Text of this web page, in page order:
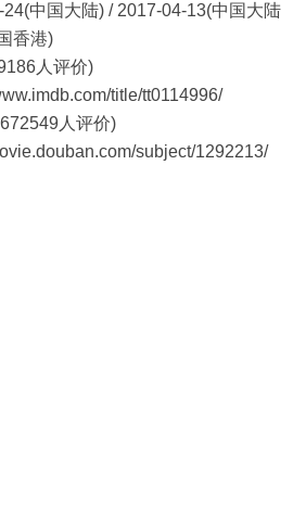
中国大陆) / 2017-04-13(中国大陆
香港)
人评价)
title/tt0114996/
人评价)
subject/1292213/